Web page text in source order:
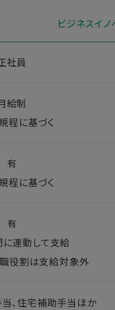
ビジネスイ
社員
給制
程に基づく
有
程に基づく
有
連動して支給
役割は支給対象外
、住宅補助手当ほか